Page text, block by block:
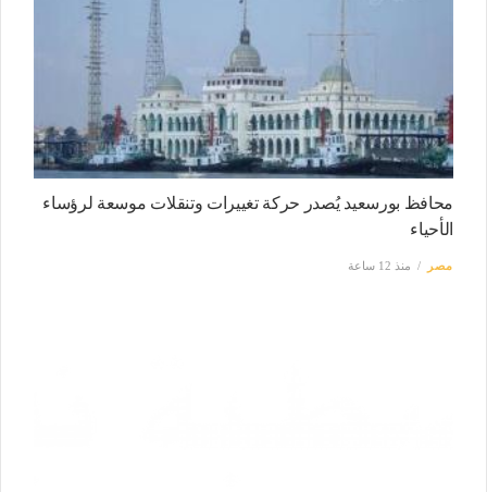
محافظ بورسعيد يُصدر حركة تغييرات وتنقلات موسعة لرؤساء
الأحياء
مصر منذ 12 ساعة